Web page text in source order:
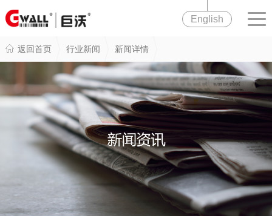
English
返回首页 行业新闻 新闻详情